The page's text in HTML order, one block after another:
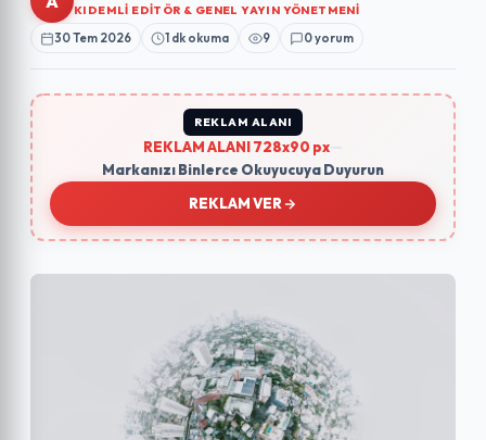
KIDEMLI EDITÖR & GENEL YAYIN YÖNETMENI
30 Tem 2026 1 dk okuma 9 0 yorum
REKLAM ALANI
REKLAM ALANI 728x90 px
Markanızı Binlerce Okuyucuya Duyurun
REKLAM VER